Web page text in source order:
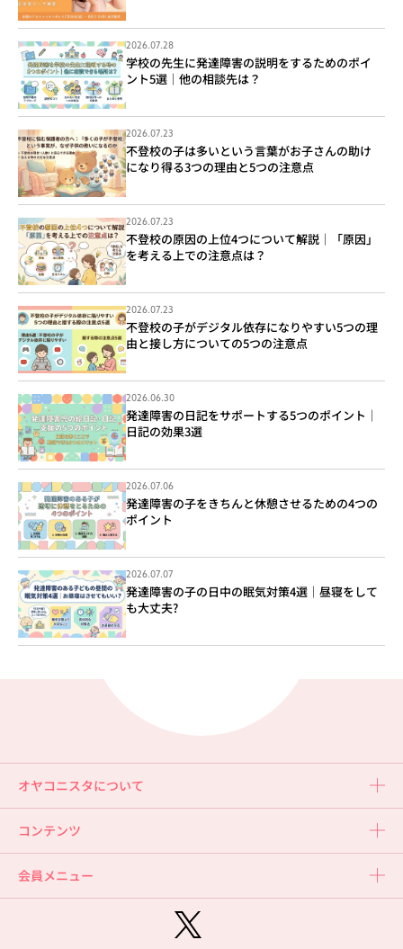
2026.07.28
学校の先生に発達障害の説明をするためのポイ
ント5選｜他の相談先は？
2026.07.23
不登校の子は多いという言葉がお子さんの助け
になり得る3つの理由と5つの注意点
2026.07.23
不登校の原因の上位4つについて解説｜「原因」
を考える上での注意点は？
2026.07.23
不登校の子がデジタル依存になりやすい5つの理
由と接し方についての5つの注意点
2026.06.30
発達障害の日記をサポートする5つのポイント｜
日記の効果3選
2026.07.06
発達障害の子をきちんと休憩させるための4つの
ポイント
2026.07.07
発達障害の子の日中の眠気対策4選｜昼寝をして
も大丈夫?
オヤコニスタについて
コンテンツ
会員メニュー